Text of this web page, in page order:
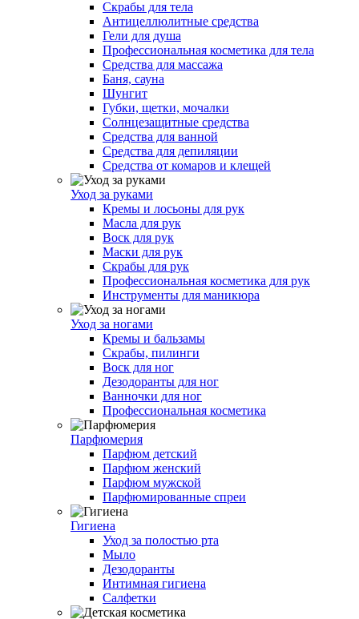
Скрабы для тела
Антицеллюлитные средства
Гели для душа
Профессиональная косметика для тела
Средства для массажа
Баня, сауна
Шунгит
Губки, щетки, мочалки
Солнцезащитные средства
Средства для ванной
Средства для депиляции
Средства от комаров и клещей
Уход за руками
Кремы и лосьоны для рук
Масла для рук
Воск для рук
Маски для рук
Скрабы для рук
Профессиональная косметика для рук
Инструменты для маникюра
Уход за ногами
Кремы и бальзамы
Скрабы, пилинги
Воск для ног
Дезодоранты для ног
Ванночки для ног
Профессиональная косметика
Парфюмерия
Парфюм детский
Парфюм женский
Парфюм мужской
Парфюмированные спреи
Гигиена
Уход за полостью рта
Мыло
Дезодоранты
Интимная гигиена
Салфетки